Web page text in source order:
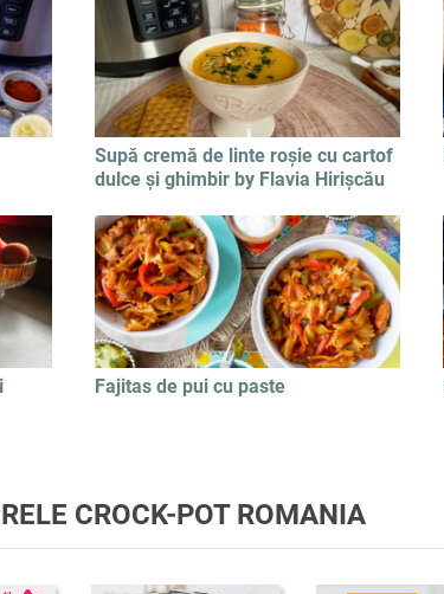
Supă cremă de linte roșie cu cartof
dulce și ghimbir by Flavia Hirișcău
Fajitas de pui cu paste
CROCK-POT ROMANIA